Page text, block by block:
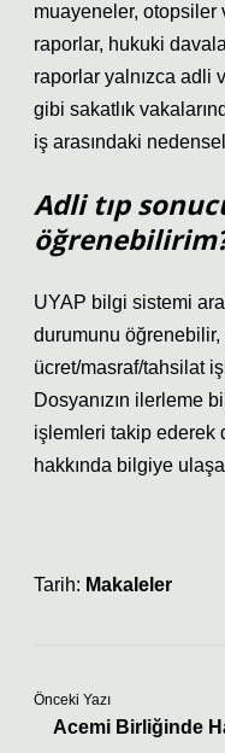
muayeneler, otopsiler
raporlar, hukuki
raporlar yalnızca adli
gibi sakatlık
iş arasındaki
Adli tıp
UYAP bilgi sistemi
durumunu
ücret/masraf/tahsilat
Dosyanızın ilerleme
işlemleri takip ederek
hakkında bilgiye
Tarih: Makaleler
Önceki Yazı
Acemi Birliğinde